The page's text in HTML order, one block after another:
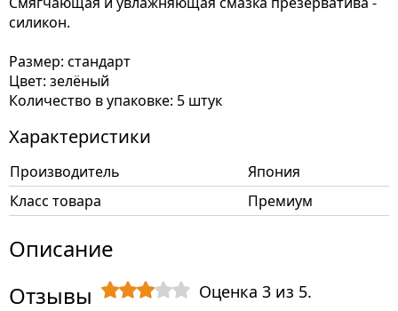
силикон.
Размер: стандарт
Цвет: зелёный
Количество в упаковке: 5 штук
Характеристики
Производитель
Япония
Класс товара
Премиум
Описание
Отзывы
Оценка 3 из 5.